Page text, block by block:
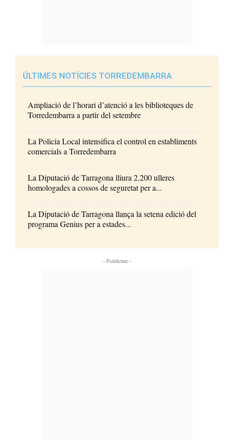
ÚLTIMES NOTÍCIES TORREDEMBARRA
Ampliació de l’horari d’atenció a les biblioteques de
Torredembarra a partir del setembre
La Policia Local intensifica el control en establiments
comercials a Torredembarra
La Diputació de Tarragona lliura 2.200 ulleres
homologades a cossos de seguretat per a...
La Diputació de Tarragona llança la setena edició del
programa Genius per a estades...
- Publicitat -